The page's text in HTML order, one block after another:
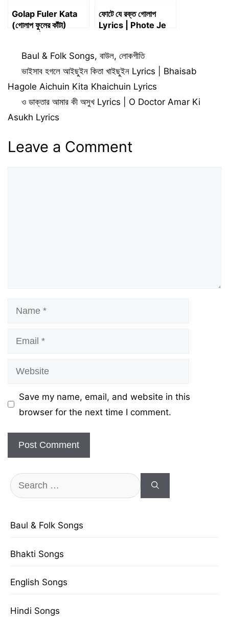
Golap Fuler Kata
(গোলাপ ফুলের কাঁটা)
ফোটে যে রক্ত গোলাপ
Lyrics | Phote Je
Categories
Baul & Folk Songs,বাউল,লোকগীতি
ভাইসাব হগলে আইছুইন কিতা খাইছুইন Lyrics | Bhaisab
Hagole Aichuin Kita Khaichuin Lyrics
ও ডাক্তার আমার কী অসুখ Lyrics | O Doctor Amar Ki
Asukh Lyrics
Leave a Comment
Name
Email
Website
Save my name, email, and website in this
browser for the next time I comment.
Search
for:
Baul & Folk Songs
Bhakti Songs
English Songs
Hindi Songs